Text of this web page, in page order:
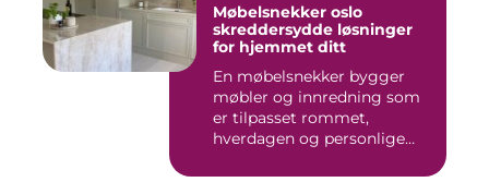
Møbelsnekker oslo
skreddersydde løsninger
for hjemmet ditt
En møbelsnekker bygger
møbler og innredning som
er tilpasset rommet,
hverdagen og personlige